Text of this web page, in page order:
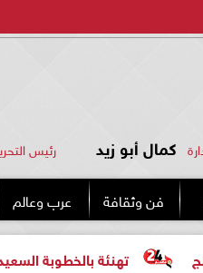
كمال أبو زيد رئيس
فن وثقافة عرب وعالم
بالخطوبة السعيدة.. ألف